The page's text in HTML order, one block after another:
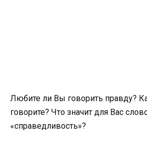
Любите ли Вы говорить правду?
говорите? Что значит для Вас
«справедливость»?